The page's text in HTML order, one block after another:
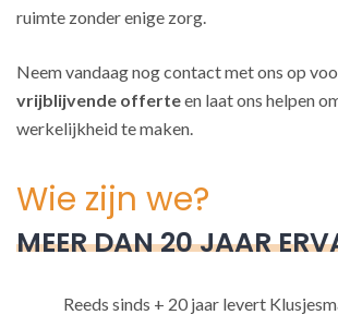
ruimte zonder enige zorg.
Neem vandaag nog contact met ons op
vrijblijvende offerteen laat ons helpen
werkelijkheid te maken.
Wie zijn we?
MEER DAN 20 JAAR
Reeds sinds + 20 jaar levert